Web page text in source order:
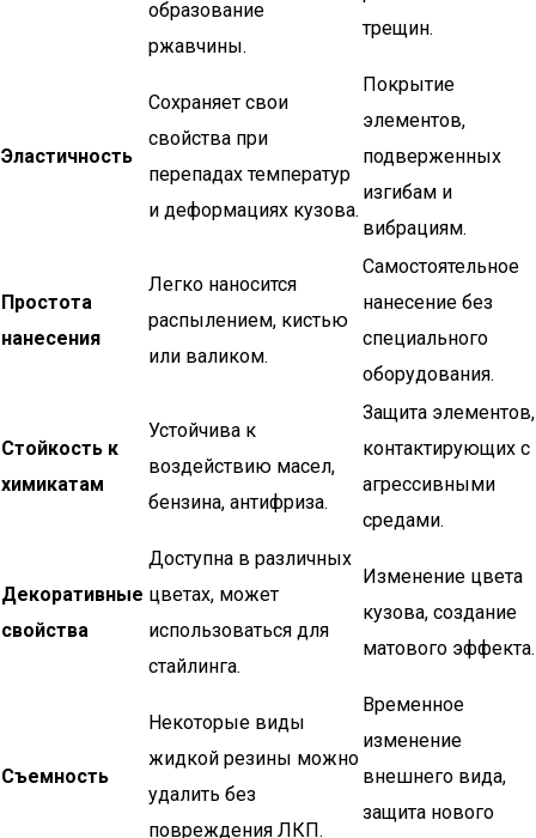
образование
ржавчины.
трещин.
Эластичность
Сохраняет свои
свойства при
перепадах температур
и деформациях кузова.
Покрытие
элементов,
подверженных
изгибам и
вибрациям.
Простота
нанесения
Легко наносится
распылением, кистью
или валиком.
Самостоятельное
нанесение без
специального
оборудования.
Стойкость к
химикатам
Устойчива к
воздействию масел,
бензина, антифриза.
Защита элементов,
контактирующих с
агрессивными
средами.
Декоративные
свойства
Доступна в различных
цветах, может
использоваться для
стайлинга.
Изменение цвета
кузова, создание
матового эффекта.
Съемность
Некоторые виды
жидкой резины можно
удалить без
повреждения ЛКП.
Временное
изменение
внешнего вида,
защита нового